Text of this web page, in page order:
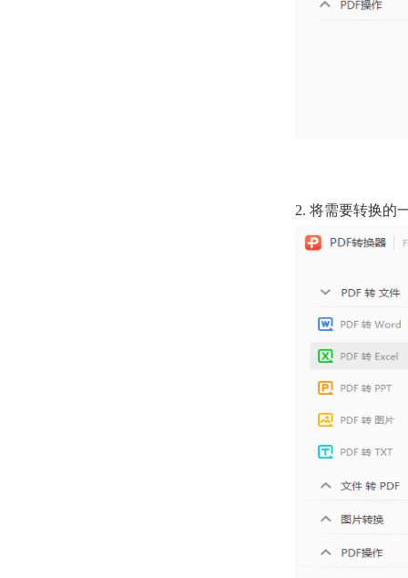
2. 将需要转换的